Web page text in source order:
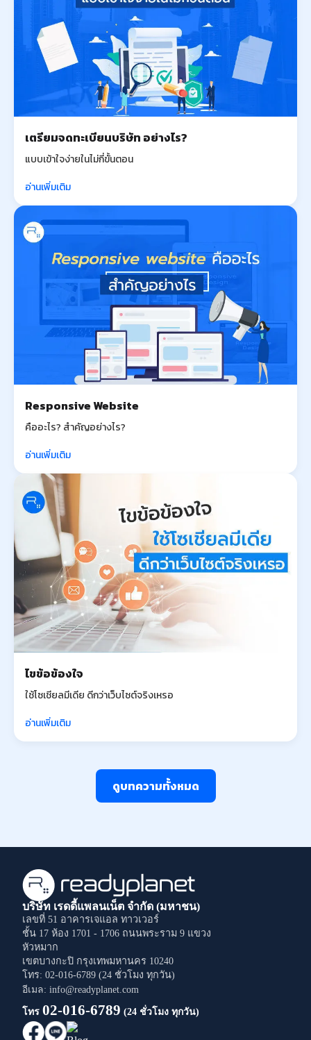
เตรียมจดทะเบียนบริษัท อย่างไร?
แบบเข้าใจง่ายในไม่กี่ขั้นตอน
อ่านเพิ่มเติม
Responsive Website
คืออะไร? สำคัญอย่างไร?
อ่านเพิ่มเติม
ไขข้อข้องใจ
ใช้โซเชียลมีเดีย ดีกว่าเว็บไซต์จริงเหรอ
อ่านเพิ่มเติม
ดูบทความทั้งหมด
บริษัท เรดดี้แพลนเน็ต จำกัด (มหาชน)
เลขที่ 51 อาคารเจแอล ทาวเวอร์
ชั้น 17 ห้อง 1701 - 1706 ถนนพระราม 9 แขวง
หัวหมาก
เขตบางกะปิ กรุงเทพมหานคร 10240
โทร: 02-016-6789 (24 ชั่วโมง ทุกวัน)
อีเมล: info@readyplanet.com
โทร 02-016-6789 (24 ชั่วโมง ทุกวัน)